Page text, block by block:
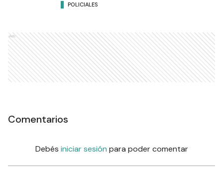
POLICIALES
Ads
Comentarios
Debés iniciar sesión para poder comentar